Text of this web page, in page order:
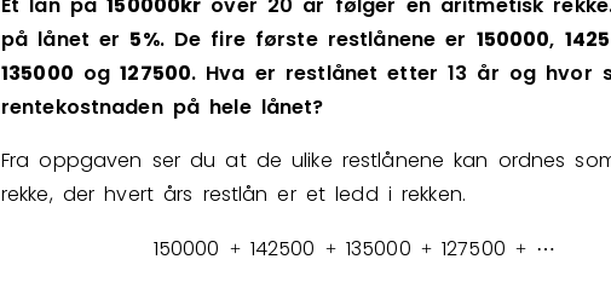
på lånet er 5%. De fire første restlånene er 150000, 1425
135000 og 127500. Hva er restlånet etter 13 år og hvor
rentekostnaden på hele lånet?
Fra oppgaven ser du at de ulike restlånene kan ordnes
rekke, der hvert års restlån er et ledd i rekken.
150000 + 142500 + 135000 + 127500 + ⋯